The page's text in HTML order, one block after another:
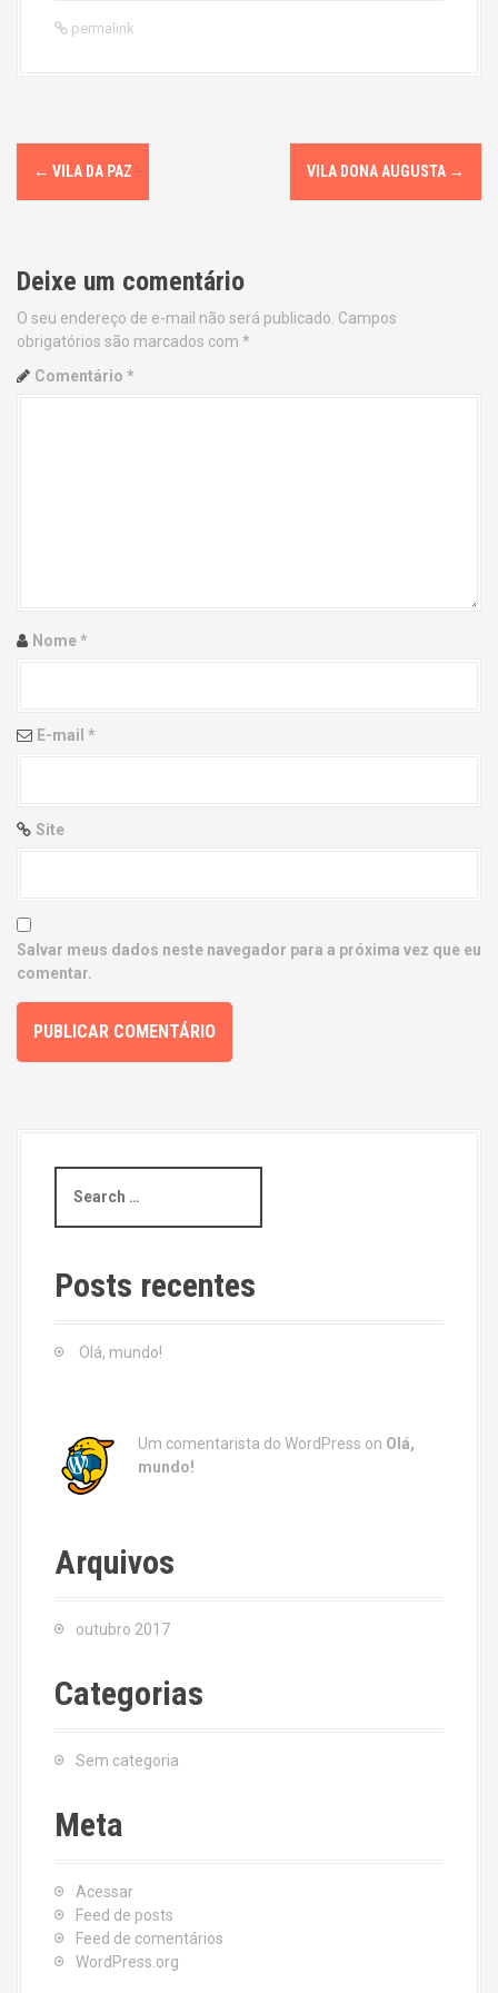
permalink
P
o
t
n
a
i
n
← VILA DA PAZ VILA DONA AUGUSTA →
Deixe um comentário
O seu endereço de e-mail não será publicado. Campos
obrigatórios são marcados com *
Comentário *
Nome*
E-mail *
Site
Salvar meus dados neste navegador para a próxima vez que eu
comentar.
a
c
h
Posts recentes
Olá, mundo!
Um comentarista do WordPress on Olá,
mundo!
Arquivos
outubro 2017
Categorias
Sem categoria
Meta
Acessar
Feed de posts
Feed de comentários
WordPress.org